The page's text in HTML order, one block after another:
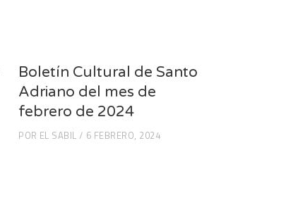
Boletín Cultural de Santo
Adriano del mes de
febrero de 2024
POR EL SABIL 6 FEBRERO, 2024